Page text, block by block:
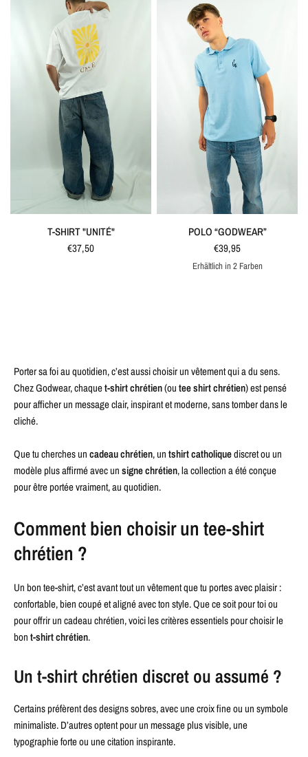
SCHNELLANSICHT
T-SHIRT "UNITÉ"
€37,50
SCHNELLANSICHT
POLO “GODWEAR”
€39,95
Marine
Bleu
Erhältlich in 2 Farben
Porter sa foi au quotidien, c’est aussi choisir un vêtement qui a du sens.
Chez Godwear, chaquet-shirt chrétien(outee shirt chrétien) est pensé
pour afficher un message clair, inspirant et moderne, sans tomber dans le
cliché.
Que tu cherches uncadeau chrétien, untshirt catholiquediscret ou un
modèle plus affirmé avec unsigne chrétien, la collection a été conçue
pour être portée vraiment, au quotidien.
Comment bien choisir un tee-shirt
chrétien ?
Un bon tee-shirt, c’est avant tout un vêtement que tu portes avec plaisir :
confortable, bien coupé et aligné avec ton style. Que ce soit pour toi ou
pour offrir un cadeau chrétien, voici les critères essentiels pour choisir le
bont-shirt chrétien.
Un t-shirt chrétien discret ou assumé ?
Certains préfèrent des designs sobres, avec une croix fine ou un symbole
minimaliste. D’autres optent pour un message plus visible, une
typographie forte ou une citation inspirante.